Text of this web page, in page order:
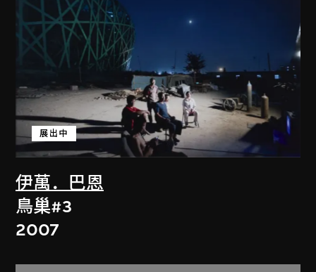
伊萬．巴恩
展出中
鳥巢#3
2007